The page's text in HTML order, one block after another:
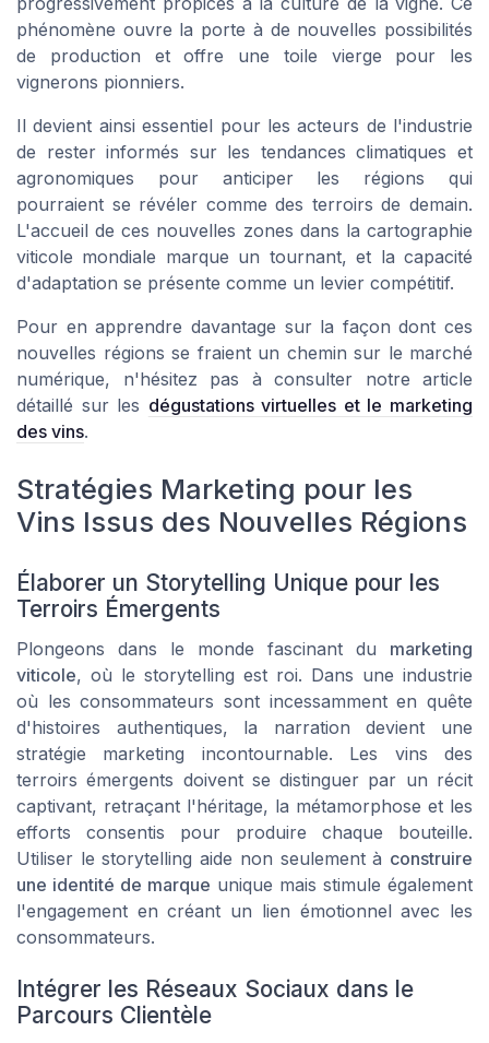
phénomène ouvre la porte à de nouvelles possibilités
de production et offre une toile vierge pour les
vignerons pionniers.
Il devient ainsi essentiel pour les acteurs de l'industrie
de rester informés sur les tendances climatiques et
agronomiques pour anticiper les régions qui
pourraient se révéler comme des terroirs de demain.
L'accueil de ces nouvelles zones dans la cartographie
viticole mondiale marque un tournant, et la capacité
d'adaptation se présente comme un levier compétitif.
Pour en apprendre davantage sur la façon dont ces
nouvelles régions se fraient un chemin sur le marché
numérique, n'hésitez pas à consulter notre article
détaillé sur les dégustations virtuelles et le marketing
des vins.
Stratégies Marketing pour les
Vins Issus des Nouvelles Régions
Élaborer un Storytelling Unique pour les
Terroirs Émergents
Plongeons dans le monde fascinant du marketing
viticole, où le storytelling est roi. Dans une industrie
où les consommateurs sont incessamment en quête
d'histoires authentiques, la narration devient une
stratégie marketing incontournable. Les vins des
terroirs émergents doivent se distinguer par un récit
captivant, retraçant l'héritage, la métamorphose et les
efforts consentis pour produire chaque bouteille.
Utiliser le storytelling aide non seulement à construire
une identité de marque unique mais stimule également
l'engagement en créant un lien émotionnel avec les
consommateurs.
Intégrer les Réseaux Sociaux dans le
Parcours Clientèle